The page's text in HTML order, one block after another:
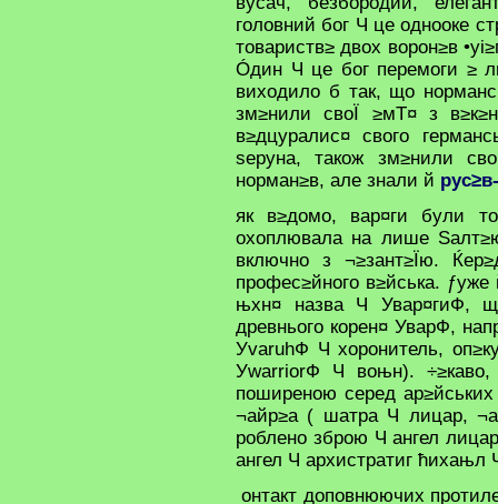
головний бог Ч це однооке
товариств≥ двох ворон≥в
Óдин Ч це бог перемоги ≥
виходило б так, що
зм≥нили своЇ ≥мТ¤ з
в≥дцуралис¤ свого
ѕеруна, також зм≥нили
норман≥в, але знали й
як в≥домо, вар¤ги були
охоплювала на лише
включно з ¬≥зант≥Їю.
профес≥йного в≥йська.
њхн¤ назва Ч Увар¤гиФ,
древнього корен¤ УварФ,
УvaruhФ Ч хоронитель,
УwarriorФ Ч воњн). ÷≥каво,
поширеною серед
¬айр≥а ( шатра Ч лицар,
роблено зброю Ч ангел
ангел Ч архистратиг ћихањл
онтакт доповнюючих